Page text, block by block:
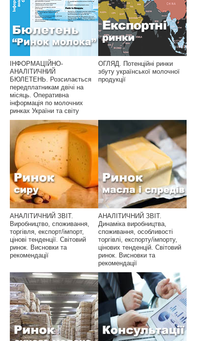
ІНФОРМАЦІЙНО-
АНАЛІТИЧНИЙ
БЮЛЕТЕНЬ. Розсилається
передплатникам двічі на
місяць. Оперативна
інформація по молочних
ринках України та світу
ОГЛЯД. Потенційні ринки
збуту української молочної
продукції
АНАЛІТИЧНИЙ ЗВІТ.
Виробництво, споживання,
торгівля, експорт/імпорт,
цінові тенденції. Світовий
ринок. Висновки та
рекомендації
АНАЛІТИЧНИЙ ЗВІТ.
Динаміка виробництва,
споживання, особливості
торгівлі, експорту/імпорту,
цінових тенденцій. Світовий
ринок. Висновки та
рекомендації